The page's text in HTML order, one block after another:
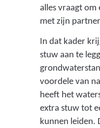
alles vraagt om
met zijn
In dat kader
stuw aan te
voordele van
heeft het
extra stuw tot
kunnen leiden.